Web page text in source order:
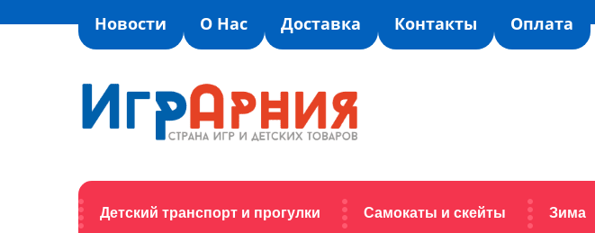
Новости О Нас Доставка Контакты Оплата
Детский транспорт и прогулки Самокаты и скейты Зима